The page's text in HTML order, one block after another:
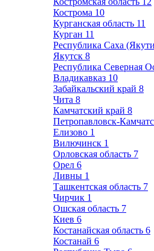
Кострома 10
Курганская область 11
Курган 11
Республика Саха
Якутск 8
Республика Северная
Владикавказ 10
Забайкальский край 8
Чита 8
Камчатский край 8
Петропавловск-
Елизово 1
Вилючинск 1
Орловская область 7
Орел 6
Ливны 1
Ташкентская область 7
Чирчик 1
Ошская область 7
Киев 6
Костанайская область 6
Костанай 6